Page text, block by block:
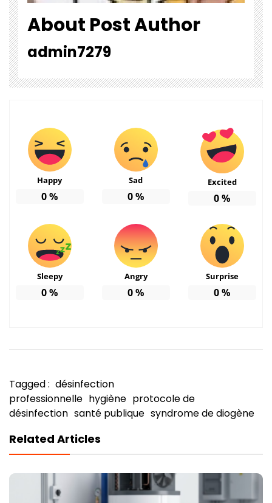
About Post Author
admin7279
Happy
0%
Sad
0%
Excited
0%
Sleepy
0%
Angry
0%
Surprise
0%
Tagged : désinfection
professionnelle hygiène protocole de
désinfection santé publique syndrome de diogène
Related Articles